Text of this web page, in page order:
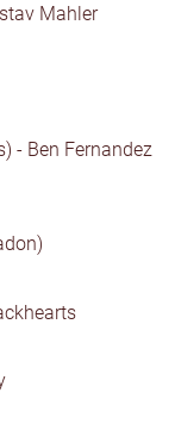
Mahler
- Ben Fernandez